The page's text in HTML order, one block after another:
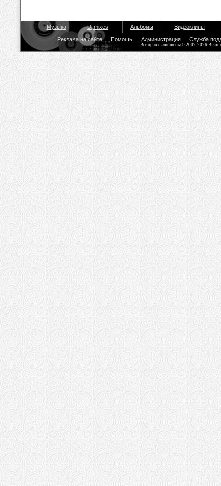
Музыка Dj mixes Альбомы Видеоклипы
Реклама на сайте Помощь Администрация Служба
Все права защищены © 2007-2026